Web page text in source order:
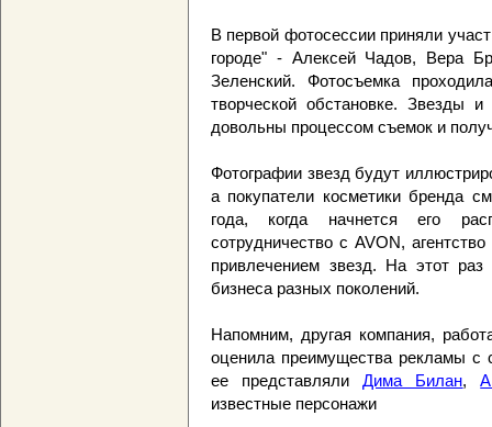
В первой фотосессии приняли
городе" - Алексей Чадов, Вера
Зеленский. Фотосъемка
творческой обстановке. Звезды
довольны процессом съемок и
Фотографии звезд будут
а покупатели косметики бренда
года, когда начнется его
сотрудничество с AVON,
привлечением звезд. На этот
бизнеса разных поколений.
Напомним, другая компания,
оценила преимущества рекламы с
ее представлялиДима Билан,
известные персонажи